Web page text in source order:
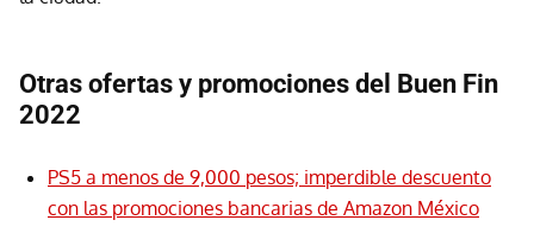
Otras ofertas y promociones del Buen Fin
2022
PS5 a menos de 9,000 pesos; imperdible descuento
con las promociones bancarias de Amazon México